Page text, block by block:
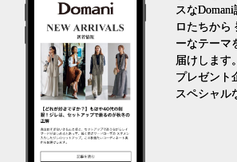
スな
ロたちから
ーなテーマ
届けします。
プレゼント
スペシャル